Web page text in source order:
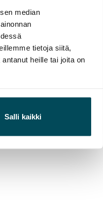
median
tietoja siitä,
heille tai joita on
Salli kaikki